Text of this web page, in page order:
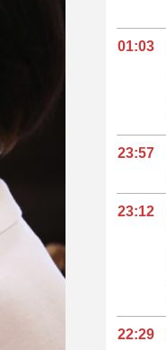
01:03
23:57
23:12
22:29